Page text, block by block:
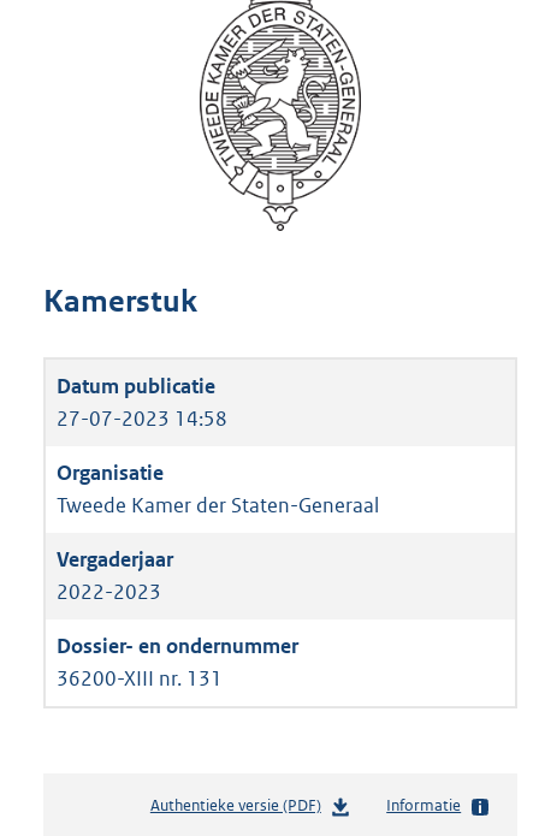
Kamerstuk
27-07-2023 14:58
Tweede Kamer der Staten-Generaal
2022-2023
36200-XIII nr. 131
Authentieke versie (PDF)b
Informatie